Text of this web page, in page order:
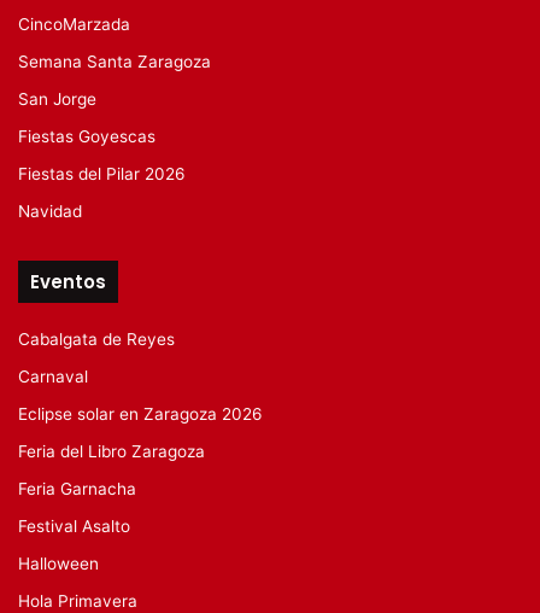
CincoMarzada
Semana Santa Zaragoza
San Jorge
Fiestas Goyescas
Fiestas del Pilar 2026
Navidad
Eventos
Cabalgata de Reyes
Carnaval
Eclipse solar en Zaragoza 2026
Feria del Libro Zaragoza
Feria Garnacha
Festival Asalto
Halloween
Hola Primavera